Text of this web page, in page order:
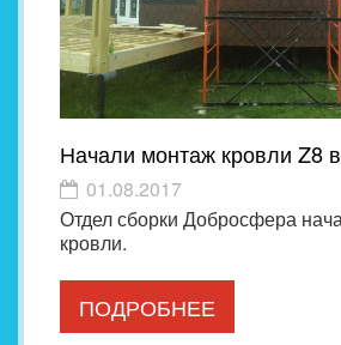
Начали монтаж кровли Z8
01.08.2017
Отдел сборки Добросфера
кровли.
ПОДРОБНЕЕ